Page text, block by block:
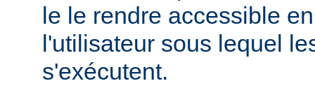
le le rendre accessible
l'utilisateur sous lequel
s'exécutent.